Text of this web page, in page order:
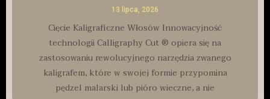
13 lipca, 2026
Cięcie Kaligraficzne Włosów Innowacyjność
technologii Calligraphy Cut ® opiera się na
zastosowaniu rewolucyjnego narzędzia zwanego
kaligrafem, które w swojej formie przypomina
pędzel malarski lub pióro wieczne, a nie